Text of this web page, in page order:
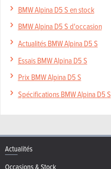
BMW Alpina D5 S en stock
BMW Alpina D5 S d'occasion
Actualités BMW Alpina D5 S
Essais BMW Alpina D5 S
Prix BMW Alpina D5 S
Spécifications BMW Alpina D5 S
Actualités
Occasions & Stock